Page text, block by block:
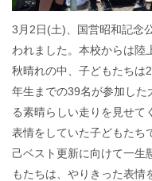
3月2日(土)、国営昭和記念
われました。本校からは陸
秋晴れの中、子どもたちは
年生までの39名が参加した
る素晴らしい走りを見せて
表情をしていた子どもたち
己ベスト更新に向けて一生
もたちは、やりきった表情